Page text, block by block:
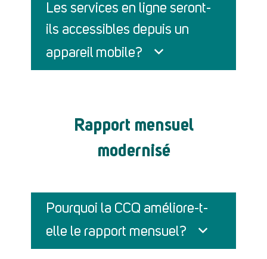
Les services en ligne seront-
ils accessibles depuis un
appareil mobile?
Rapport mensuel
modernisé
Pourquoi la CCQ améliore-t-
elle le rapport mensuel?